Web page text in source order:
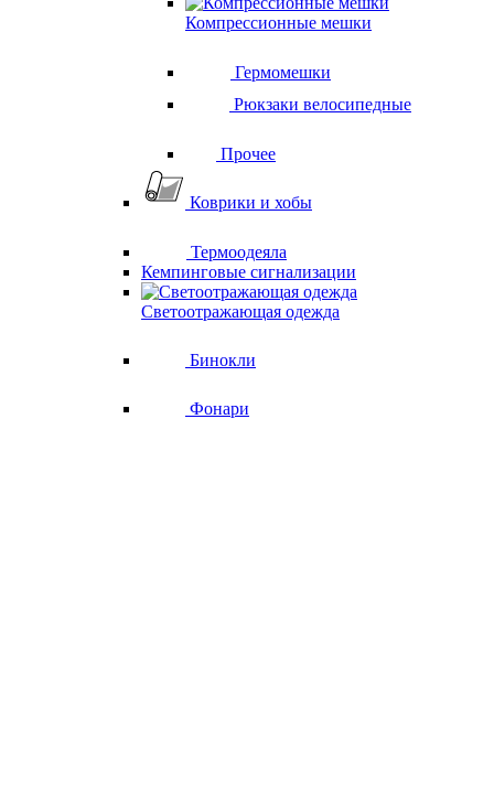
Компрессионные мешки
Гермомешки
Рюкзаки велосипедные
Прочее
Коврики и хобы
Термоодеяла
Кемпинговые сигнализации
Светоотражающая одежда
Бинокли
Фонари